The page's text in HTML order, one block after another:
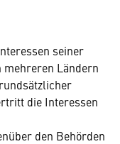
seiner
mehreren Ländern
die Interessen
den Behörden